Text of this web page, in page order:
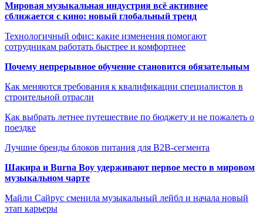
Мировая музыкальная индустрия всё активнее
сближается с кино: новый глобальный тренд
Технологичный офис: какие изменения помогают
сотрудникам работать быстрее и комфортнее
Почему непрерывное обучение становится обязательным
Как меняются требования к квалификации специалистов в
строительной отрасли
Как выбрать летнее путешествие по бюджету и не пожалеть о
поездке
Лучшие бренды блоков питания для B2B-сегмента
Шакира и Burna Boy удерживают первое место в мировом
музыкальном чарте
Майли Сайрус сменила музыкальный лейбл и начала новый
этап карьеры